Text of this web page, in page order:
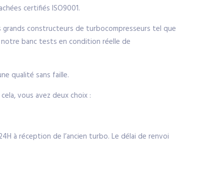
certifiés ISO9001.
grands constructeurs de turbocompresseurs tel que
notre banc tests en condition réelle de
qualité sans faille.
vous avez deux choix :
à réception de l’ancien turbo. Le délai de renvoi